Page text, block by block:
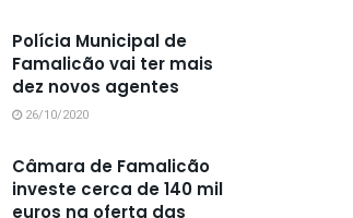
Polícia Municipal de
Famalicão vai ter mais
dez novos agentes
26/10/2020
Câmara de Famalicão
investe cerca de 140 mil
euros na oferta das